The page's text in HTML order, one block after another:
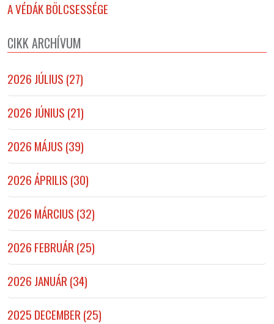
A VÉDÁK BÖLCSESSÉGE
CIKK ARCHÍVUM
2026 JÚLIUS (27)
2026 JÚNIUS (21)
2026 MÁJUS (39)
2026 ÁPRILIS (30)
2026 MÁRCIUS (32)
2026 FEBRUÁR (25)
2026 JANUÁR (34)
2025 DECEMBER (25)